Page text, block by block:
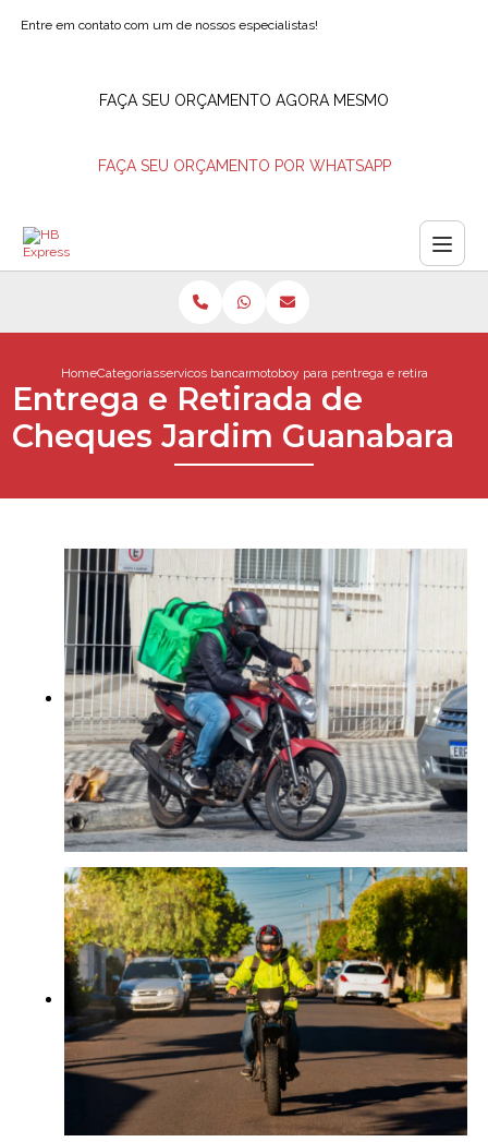
Entre em contato com um de nossos especialistas!
FAÇA SEU ORÇAMENTO AGORA MESMO
FAÇA SEU ORÇAMENTO POR WHATSAPP
HomeCategoriasservicos bancariosmotoboy para pagamentos
entrega e retirada de
Entrega e Retirada de
Cheques Jardim Guanabara